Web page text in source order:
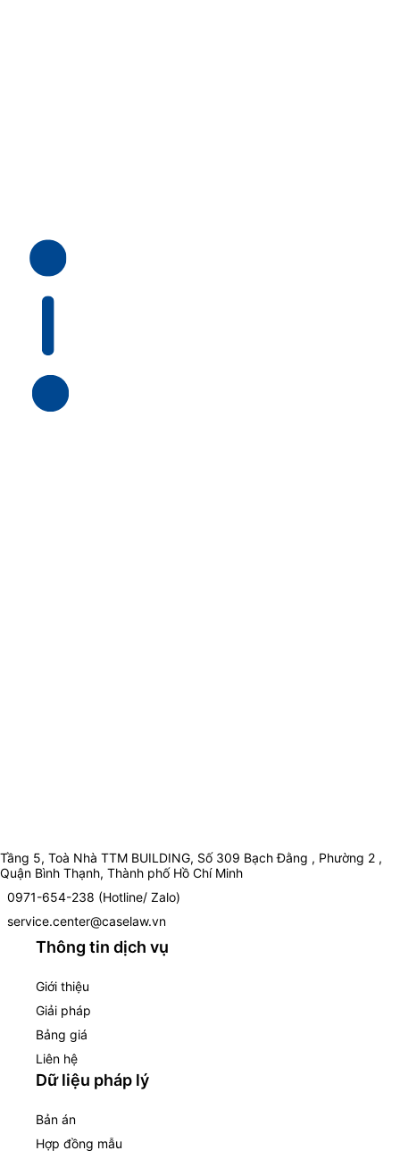
Tầng 5, Toà Nhà TTM BUILDING, Số 309 Bạch Đằng , Phường 2 ,
Quận Bình Thạnh, Thành phố Hồ Chí Minh
0971-654-238 (Hotline/ Zalo)
service.center@caselaw.vn
Thông tin dịch vụ
Giới thiệu
Giải pháp
Bảng giá
Liên hệ
Dữ liệu pháp lý
Bản án
Hợp đồng mẫu